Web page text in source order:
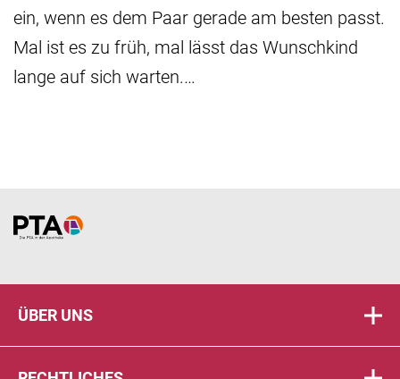
ein, wenn es dem Paar gerade am besten passt.
Mal ist es zu früh, mal lässt das Wunschkind
lange auf sich warten.…
Home
ÜBER UNS